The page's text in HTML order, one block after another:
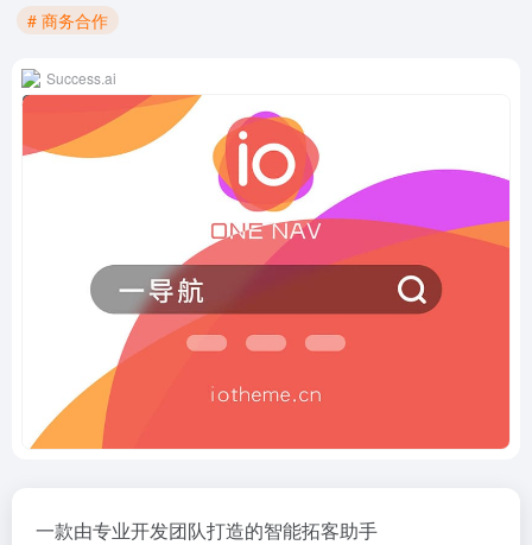
# 商务合作
Success.ai
一款由专业开发团队打造的智能拓客助手